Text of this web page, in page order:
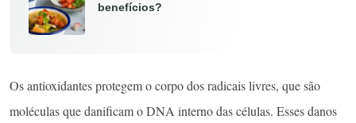
benefícios?
Os antioxidantes protegem o corpo dos radicais livres, que são
moléculas que danificam o DNA interno das células. Esses danos